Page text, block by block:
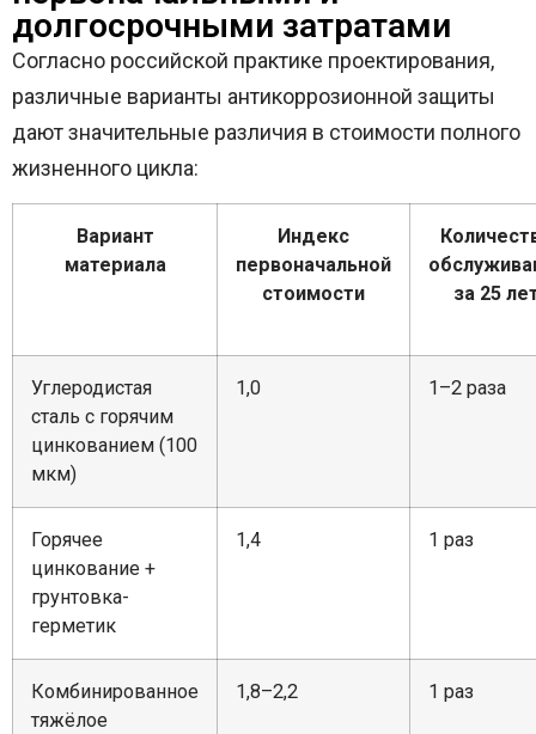
долгосрочными затратами
Согласно российской практике проектирования,
различные варианты антикоррозионной защиты
дают значительные различия в стоимости полного
жизненного цикла:
Вариант
материала
Индекс
первоначальной
стоимости
за 25
Углеродистая
сталь с горячим
цинкованием (100
мкм)
1,0 1–2 раза
Горячее
цинкование +
грунтовка-
герметик
1,4 1 раз
Комбинированное
тяжёлое
1,8–2,2 1 раз